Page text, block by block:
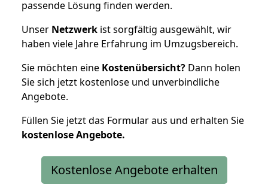
passende Lösung finden werden.
Unser Netzwerk ist sorgfältig ausgewählt, wir
haben viele Jahre Erfahrung im Umzugsbereich.
Sie möchten eine Kostenübersicht? Dann holen
Sie sich jetzt kostenlose und unverbindliche
Angebote.
Füllen Sie jetzt das Formular aus und erhalten Sie
kostenloseAngebote.
Kostenlose Angebote erhalten